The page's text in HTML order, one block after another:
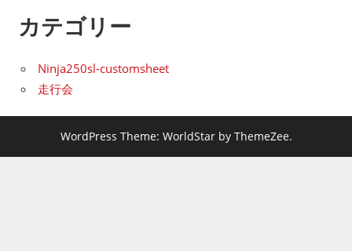
カテゴリー
Ninja250sl-customsheet
走行会
WordPress Theme: WorldStar by ThemeZee.